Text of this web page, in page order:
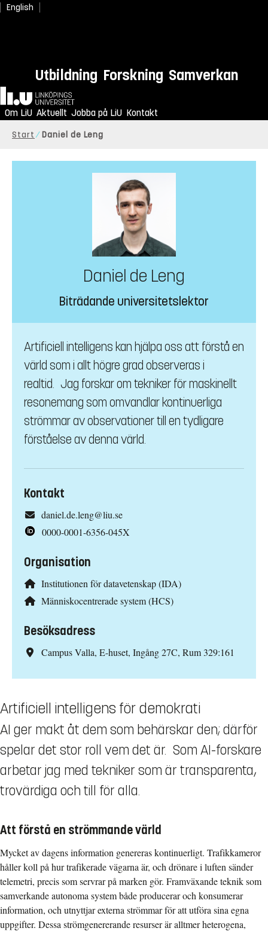
English
Utbildning Forskning Samverkan
Hem
Om LiU Aktuellt Jobba på LiU Kontakt
Start Daniel de Leng
Daniel de Leng
Biträdande universitetslektor
Artificiell intelligens kan hjälpa oss att förstå en
värld som i allt högre grad observeras i
realtid. Jag forskar om tekniker för maskinellt
resonemang som omvandlar kontinuerliga
strömmar av observationer till en tydligare
förståelse av denna värld.
Kontakt
daniel.de.leng@liu.se
0000-0001-6356-045X
Organisation
Institutionen för datavetenskap (IDA)
Människocentrerade system (HCS)
Besöksadress
Campus Valla, E-huset, Ingång 27C, Rum 329:161
Artificiell intelligens för demokrati
AI ger makt åt dem som behärskar den; därför
spelar det stor roll vem det är. Som AI-forskare
arbetar jag med tekniker som är transparenta,
trovärdiga och till för alla.
Att förstå en strömmande värld
Mycket av dagens information genereras kontinuerligt. Trafikkameror
håller koll på hur trafikerade vägarna är, och drönare i luften sänder
telemetri, precis som servrar på marken gör. Framväxande teknik som
samverkande autonoma system både producerar och konsumerar
information, och utnyttjar externa strömmar för att utföra sina egna
uppgifter. Dessa strömgenererande resurser är alltmer heterogena,